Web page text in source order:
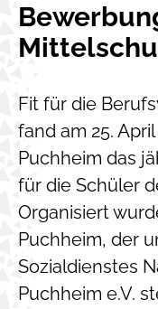
Fit für die
fand am 25.
Puchheim das
für die Schüler
Organisiert
Puchheim, der
Sozialdienstes
Puchheim e.V.